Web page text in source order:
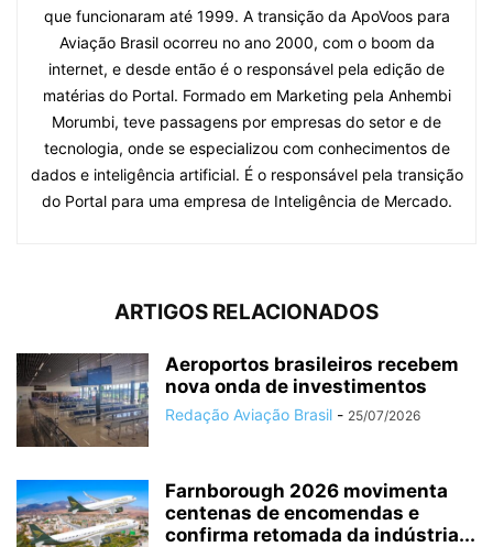
que funcionaram até 1999. A transição da ApoVoos para
Aviação Brasil ocorreu no ano 2000, com o boom da
internet, e desde então é o responsável pela edição de
matérias do Portal. Formado em Marketing pela Anhembi
Morumbi, teve passagens por empresas do setor e de
tecnologia, onde se especializou com conhecimentos de
dados e inteligência artificial. É o responsável pela transição
do Portal para uma empresa de Inteligência de Mercado.
ARTIGOS RELACIONADOS
Aeroportos brasileiros recebem
nova onda de investimentos
Redação Aviação Brasil - 25/07/2026
Farnborough 2026 movimenta
centenas de encomendas e
confirma retomada da indústria...